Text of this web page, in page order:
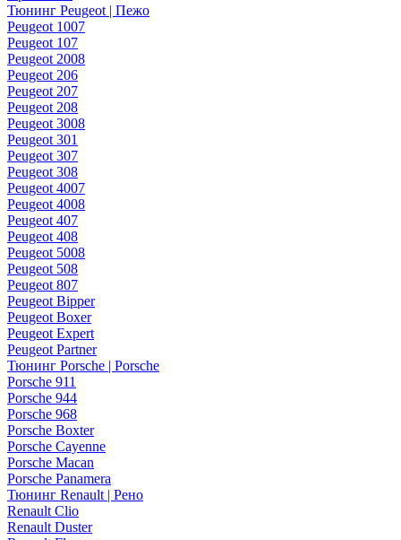
Тюнинг Peugeot | Пежо
Peugeot 1007
Peugeot 107
Peugeot 2008
Peugeot 206
Peugeot 207
Peugeot 208
Peugeot 3008
Peugeot 301
Peugeot 307
Peugeot 308
Peugeot 4007
Peugeot 4008
Peugeot 407
Peugeot 408
Peugeot 5008
Peugeot 508
Peugeot 807
Peugeot Bipper
Peugeot Boxer
Peugeot Expert
Peugeot Partner
Тюнинг Porsche | Porsche
Porsche 911
Porsche 944
Porsche 968
Porsche Boxter
Porsche Cayenne
Porsche Macan
Porsche Panamera
Тюнинг Renault | Рено
Renault Clio
Renault Duster